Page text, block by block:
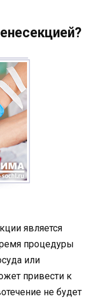
является
процедуры
или
привести к
не будет